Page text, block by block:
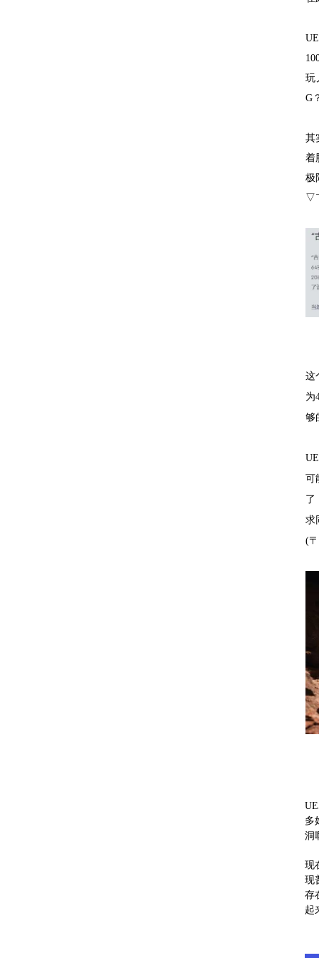
玩
G
其
着
极
▽
这
为
够
可
了
求
(
多
洞
现
现
存
起